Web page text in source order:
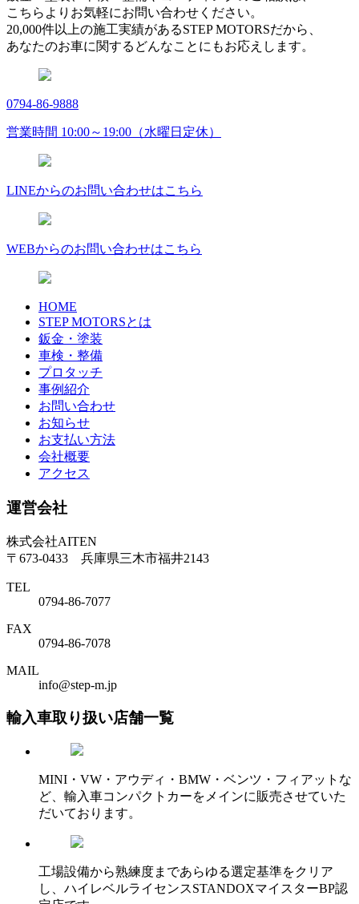
こちらよりお気軽にお問い合わせください。
20,000件以上の施工実績があるSTEP MOTORSだから、
あなたのお車に関するどんなことにもお応えします。
0794-86-9888
営業時間 10:00～19:00（水曜日定休）
LINEからのお問い合わせはこちら
WEBからのお問い合わせはこちら
HOME
STEP MOTORSとは
鈑金・塗装
車検・整備
プロタッチ
事例紹介
お問い合わせ
お知らせ
お支払い方法
会社概要
アクセス
運営会社
株式会社AITEN
〒673-0433 兵庫県三木市福井2143
TEL
0794-86-7077
FAX
0794-86-7078
MAIL
info@step-m.jp
輸入車取り扱い店舗一覧
MINI・VW・アウディ・BMW・ベンツ・フィアットな
ど、輸入車コンパクトカーをメインに販売させていた
だいております。
工場設備から熟練度まであらゆる選定基準をクリア
し、ハイレベルライセンスSTANDOXマイスターBP認